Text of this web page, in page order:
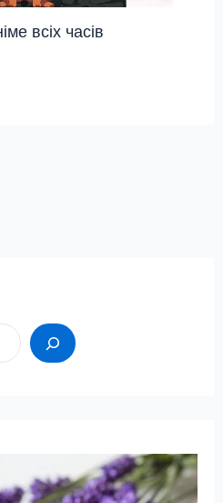
всіх часів